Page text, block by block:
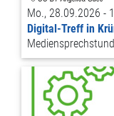
Mo., 28.09.2026 -
Digital-Treff in